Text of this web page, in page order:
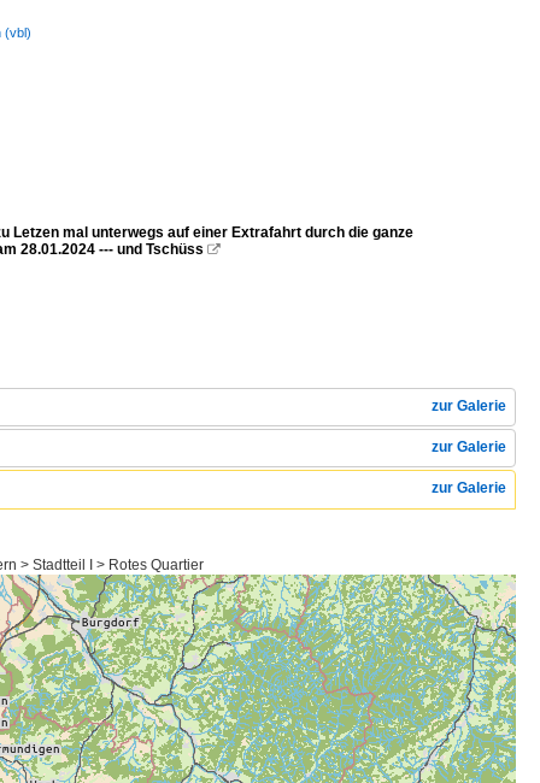
(vbl)
Letzen mal unterwegs auf einer Extrafahrt durch die ganze
28.01.2024 --- und Tschüss 
zur Galerie
zur Galerie
zur Galerie
> Stadtteil I > Rotes Quartier